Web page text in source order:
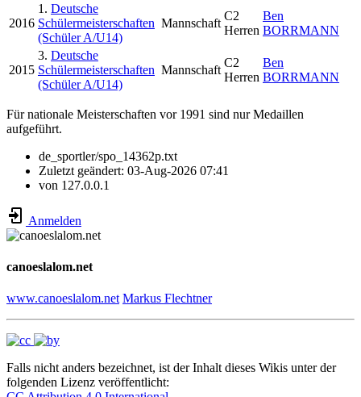
2016
1. Deutsche
Schülermeisterschaften
(Schüler A/U14)
Mannschaft
C2
Herren
Ben
BORRMANN
2015
3. Deutsche
Schülermeisterschaften
(Schüler A/U14)
Mannschaft
C2
Herren
Ben
BORRMANN
Für nationale Meisterschaften vor 1991 sind nur Medaillen
aufgeführt.
de_sportler/spo_14362p.txt
Zuletzt geändert: 03-Aug-2026 07:41
von 127.0.0.1
Anmelden
canoeslalom.net
www.canoeslalom.net Markus Flechtner
Falls nicht anders bezeichnet, ist der Inhalt dieses Wikis unter der
folgenden Lizenz veröffentlicht: